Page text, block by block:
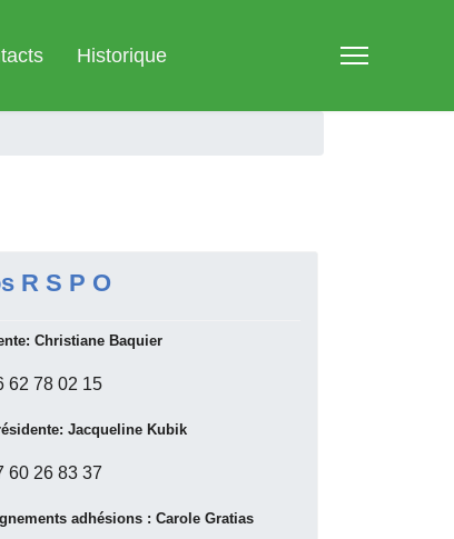
Historique
R S P O
Christiane Baquier
62 78 02 15
Jacqueline Kubik
60 26 83 37
adhésions : Carole Gratias